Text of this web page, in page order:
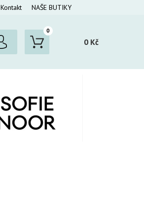
Kontakt NAŠE BUTIKY
0
0 Kč